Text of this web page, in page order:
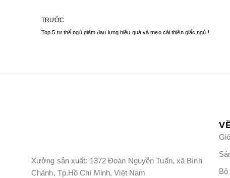
TRƯỚC
Top 5 tư thế ngủ giảm đau lưng hiệu quả và mẹo cải thiện giấc ngủ !
Xưởng sản xuất: 1372 Đoàn Nguyễn Tuấn, xã Bình
Chánh, Tp.Hồ Chí Minh, Việt Nam